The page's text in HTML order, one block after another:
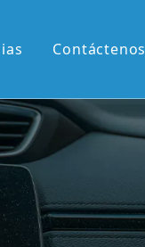
Contáctenos